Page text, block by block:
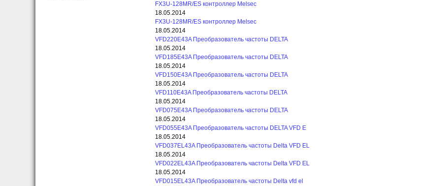
FX3U-128MR/ES контроллер Melsec
18.05.2014
FX3U-128MR/ES контроллер Melsec
18.05.2014
VFD220E43A Преобразователь частоты DELTA
18.05.2014
VFD185E43A Преобразователь частоты DELTA
18.05.2014
VFD150E43A Преобразователь частоты DELTA
18.05.2014
VFD110E43A Преобразователь частоты DELTA
18.05.2014
VFD075E43A Преобразователь частоты DELTA
18.05.2014
VFD055E43A Преобразователь частоты DELTA VFD E
18.05.2014
VFD037EL43A Преобразователь частоты Delta VFD EL
18.05.2014
VFD022EL43A Преобразователь частоты Delta VFD EL
18.05.2014
VFD015EL43A Преобразователь частоты Delta vfd el